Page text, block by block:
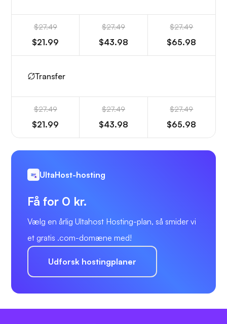
$27.49
$21.99
$27.49
$43.98
$27.49
$65.98
Transfer
$27.49
$21.99
$27.49
$43.98
$27.49
$65.98
UltaHost-hosting
Få for 0 kr.
Vælg en årlig Ultahost Hosting-plan, så smider vi
et gratis .com-domæne med!
Udforsk hostingplaner